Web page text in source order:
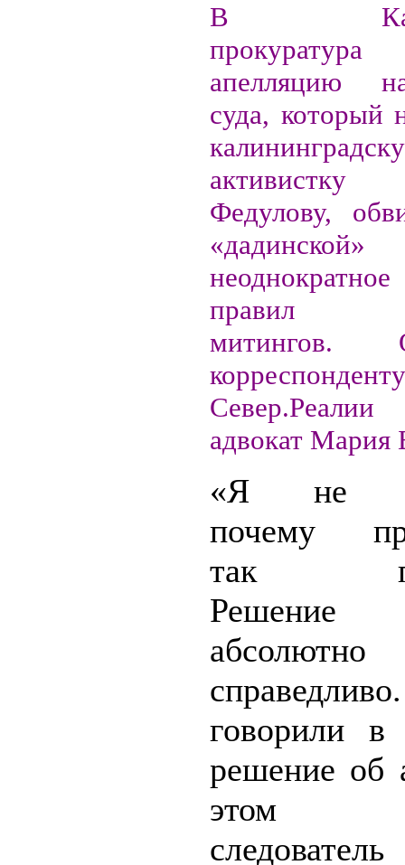
В
апелляцию
суда, который
Федулову,
правил
корреспонденту
адвокат Мария
«Я не
почему
так
абсолютно
говорили в
решение об
этом